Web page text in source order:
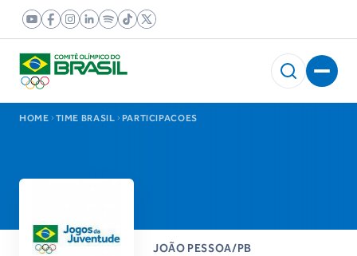
HOME TIME BRASIL PARTICIPACOES
JOÃO PESSOA/PB